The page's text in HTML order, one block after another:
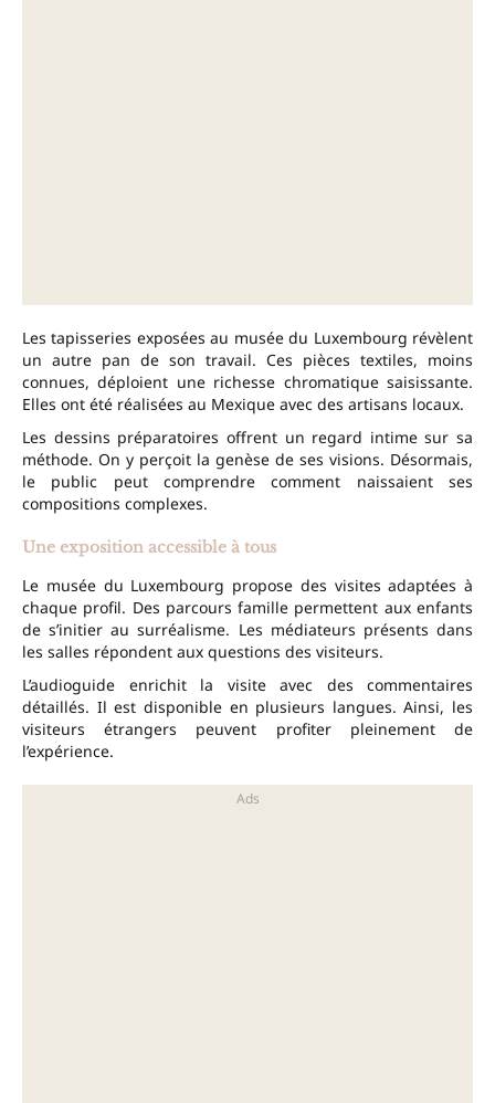
Les tapisseries exposées au musée du Luxembourg révèlent
un autre pan de son travail. Ces pièces textiles, moins
connues, déploient une richesse chromatique saisissante.
Elles ont été réalisées au Mexique avec des artisans locaux.
Les dessins préparatoires offrent un regard intime sur sa
méthode. On y perçoit la genèse de ses visions. Désormais,
le public peut comprendre comment naissaient ses
compositions complexes.
Une exposition accessible à tous
Le musée du Luxembourg propose des visites adaptées à
chaque profil. Des parcours famille permettent aux enfants
de s’initier au surréalisme. Les médiateurs présents dans
les salles répondent aux questions des visiteurs.
L’audioguide enrichit la visite avec des commentaires
détaillés. Il est disponible en plusieurs langues. Ainsi, les
visiteurs étrangers peuvent profiter pleinement de
l’expérience.